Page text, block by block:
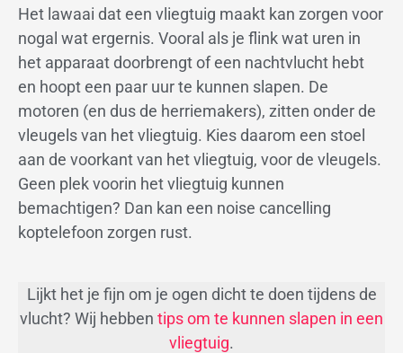
Het lawaai dat een vliegtuig maakt kan zorgen voor
nogal wat ergernis. Vooral als je flink wat uren in
het apparaat doorbrengt of een nachtvlucht hebt
en hoopt een paar uur te kunnen slapen. De
motoren (en dus de herriemakers), zitten onder de
vleugels van het vliegtuig. Kies daarom een stoel
aan de voorkant van het vliegtuig, voor de vleugels.
Geen plek voorin het vliegtuig kunnen
bemachtigen? Dan kan een noise cancelling
koptelefoon zorgen rust.
Lijkt het je fijn om je ogen dicht te doen tijdens de
vlucht? Wij hebben tips om te kunnen slapen in een
vliegtuig.